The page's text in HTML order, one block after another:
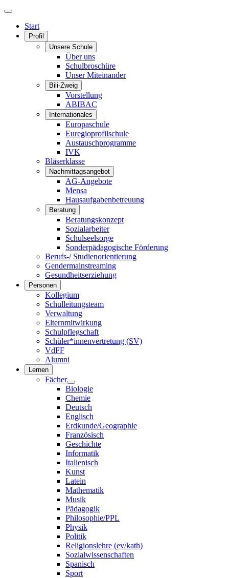
Start
Profil
Unsere Schule
Über uns
Schulbroschüre
Unser Miteinander
Bili-Zweig
Vorstellung
ABIBAC
Internationales
Europaschule
Euregioprofilschule
Austauschprogramme
IVK
Bläserklasse
Nachmittagsangebot
AG-Angebote
Mensa
Hausaufgabenbetreuung
Beratung
Beratungskonzept
Sozialarbeiter
Schulseelsorge
Sonderpädagogische Förderung
Berufs-/ Studienorientierung
Gendermainstreaming
Gesundheitserziehung
Personen
Kollegium
Schulleitungsteam
Verwaltung
Elternmitwirkung
Schulpflegschaft
Schüler*innenvertretung (SV)
VdFF
Alumni
Lernen
Fächer
Biologie
Chemie
Deutsch
Englisch
Erdkunde/Geographie
Französisch
Geschichte
Informatik
Italienisch
Kunst
Latein
Mathematik
Musik
Pädagogik
Philosophie/PPL
Physik
Politik
Religionslehre (ev/kath)
Sozialwissenschaften
Spanisch
Sport